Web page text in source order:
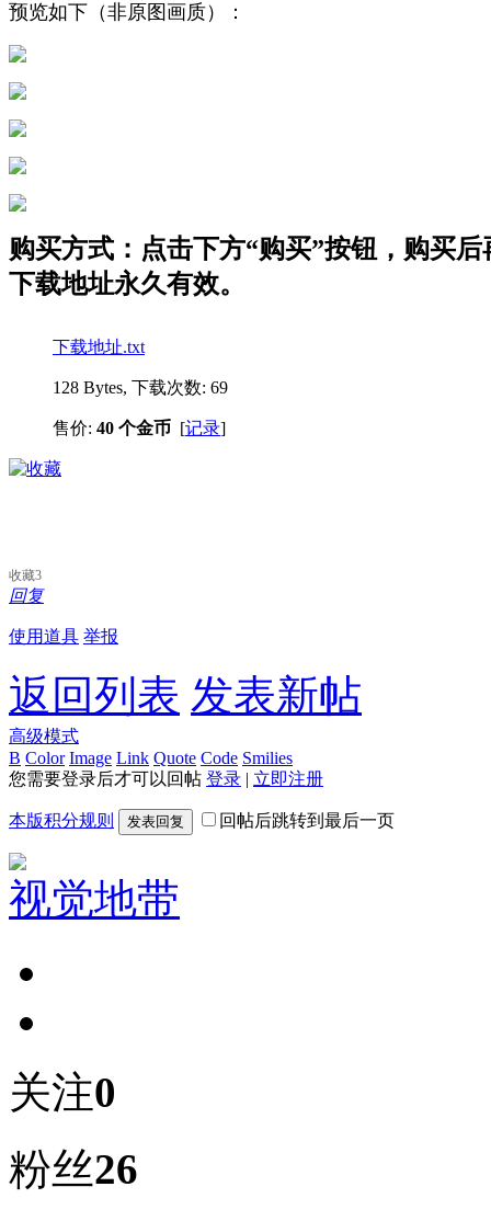
预览如下（非原图画质）：
购买方式：点击下方“购买”按钮，购买
下载地址永久有效。
下载地址.txt
128 Bytes, 下载次数: 69
售价: 40 个金币 [记录]
收藏3
回复
使用道具 举报
返回列表 发表新帖
高级模式
B Color Image Link Quote Code Smilies
您需要登录后才可以回帖 登录 | 立即注册
本版积分规则 发表回复 回帖后跳转到最后一页
视觉地带
关注0
粉丝26